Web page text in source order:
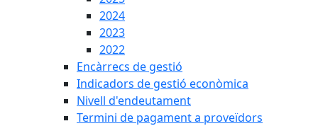
2024
2023
2022
Encàrrecs de gestió
Indicadors de gestió econòmica
Nivell d'endeutament
Termini de pagament a proveïdors